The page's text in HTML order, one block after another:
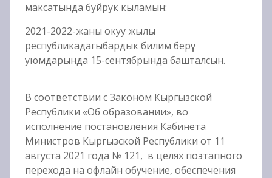
максатында буйрук кыламын:
2021-2022-жаны окуу жылы
республикадагыбардык билим берүү
уюмдарында 15-сентябрында башталсын.
В соответствии с Законом Кыргызской
Республики «Об образовании», во
исполнение постановления Кабинета
Министров Кыргызской Республики от 11
августа 2021 года № 121, в целях поэтапного
перехода на офлайн обучение, обеспечения